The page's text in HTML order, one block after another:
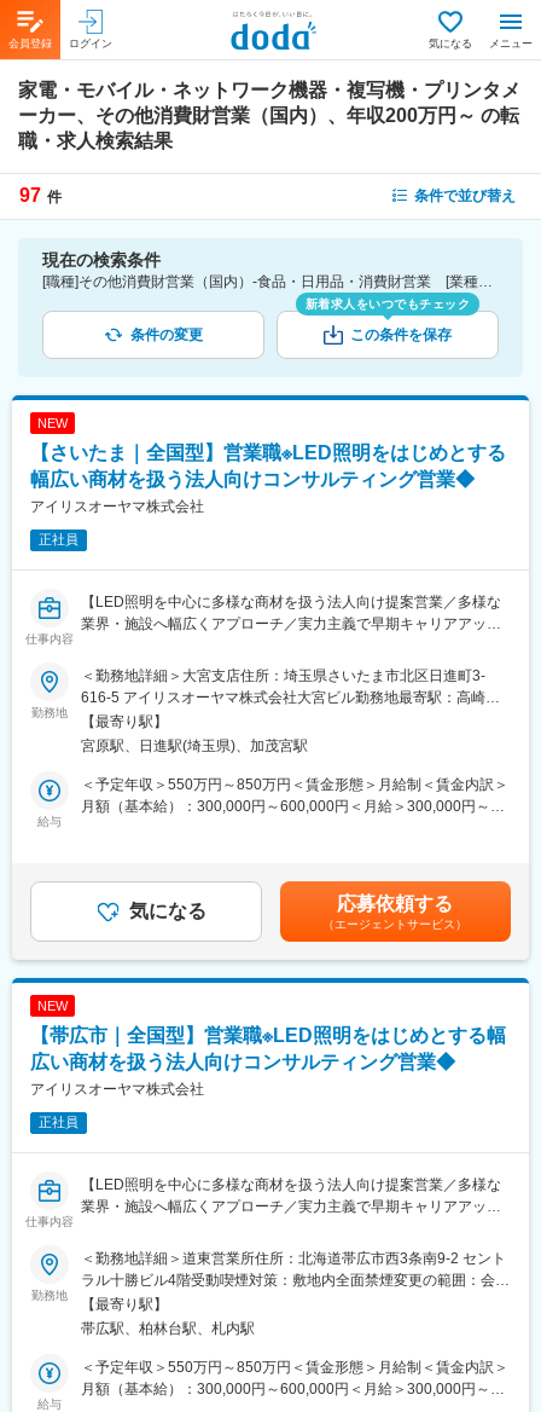
会員登録 ログイン 気になる メニュー
家電・モバイル・ネットワーク機器・複写機・プリンタメ
ーカー、その他消費財営業（国内）、年収200万円～ の転
職・求人検索結果
97 件 条件で並び替え
現在の検索条件
[職種]その他消費財営業（国内）-食品・日用品・消費財営業 [業種]家電・モバイル・ネットワーク機器・複写機・プリンタメーカー-メーカー（機械・電気）業界 [年収]200万円～
条件の変更
新着求人をいつでもチェック
この条件を保存
NEW
【さいたま｜全国型】営業職※LED照明をはじめとする
幅広い商材を扱う法人向けコンサルティング営業◆
アイリスオーヤマ株式会社
正社員
仕事内容
【LED照明を中心に多様な商材を扱う法人向け提案営業／多様な
業界・施設へ幅広くアプローチ／実力主義で早期キャリアアップ
■業務概要
当社の営業職として、主に官公庁や民間企業など多様な法人顧客
へLED照明や各種設備機器、内装資材など幅広い商材を提案しま
す。既存顧客へのルート営業を中心に新規開拓も並行し、顧客の
課題やニーズに応じた最適なソリューションを提供します。
取扱商品：LED照明、空調・エアソリューション、映像機器、建
築資材などを組み合わせて提案
提案の目的：施設の省エネ化、快適性向上、コスト削減など顧客
社会貢献度の高い業務も含む
施工体制：工事はグループ会社や外部協力会社と連携して実施
勤務条件の目安：残業はおよそ月40時間程度想定、そのほかに直
LED照明、エアソリューション、映像ソリューション、建築資
材、スポーツ・ストア・IoTソリューション、オフィス家具など多
わせ提案が可能です。
■教育体制
入社後は商品知識・事業理解・提案研修など充実。未経験分野で
■就業環境
勤務地
＜勤務地詳細＞大宮支店住所：埼玉県さいたま市北区日進町3-
616-5 アイリスオーヤマ株式会社大宮ビル勤務地最寄駅：高崎線
／宮原駅受動喫煙対策：屋内全面禁煙変更の範囲：会社の定める
事業所
【最寄り駅】
宮原駅、日進駅(埼玉県)、加茂宮駅
給与
＜予定年収＞550万円～850万円＜賃金形態＞月給制＜賃金内訳＞
月額（基本給）：300,000円～600,000円＜月給＞300,000円～
る可能性がございます。※休日出勤手当あり※リーダー職は固定残
業手当（50,000円／20～25h／超過分別途支給）※管理監督職は時
間外手当の対象外賃金はあくまでも目安の金額であり、選考を通
じて上下する可能性があります。月給(月額)は固定手当を含めた表
記です。
気になる 応募依頼する
（エージェントサービス）
NEW
【帯広市｜全国型】営業職※LED照明をはじめとする幅
広い商材を扱う法人向けコンサルティング営業◆
アイリスオーヤマ株式会社
正社員
仕事内容
【LED照明を中心に多様な商材を扱う法人向け提案営業／多様な
業界・施設へ幅広くアプローチ／実力主義で早期キャリアアップ
■業務概要
当社の営業職として、主に官公庁や民間企業など多様な法人顧客
へLED照明や各種設備機器、内装資材など幅広い商材を提案しま
す。既存顧客へのルート営業を中心に新規開拓も並行し、顧客の
課題やニーズに応じた最適なソリューションを提供します。
勤務地
＜勤務地詳細＞道東営業所住所：北海道帯広市西3条南9-2 セント
ラル十勝ビル4階受動喫煙対策：敷地内全面禁煙変更の範囲：会社
の定める事業所
【最寄り駅】
帯広駅、柏林台駅、札内駅
給与
＜予定年収＞550万円～850万円＜賃金形態＞月給制＜賃金内訳＞
月額（基本給）：300,000円～600,000円＜月給＞300,000円～